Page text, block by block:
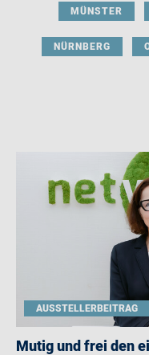
MÜNSTER
NÜRNBERG
AUSSTELLERBEITRAG
Mutig und frei den